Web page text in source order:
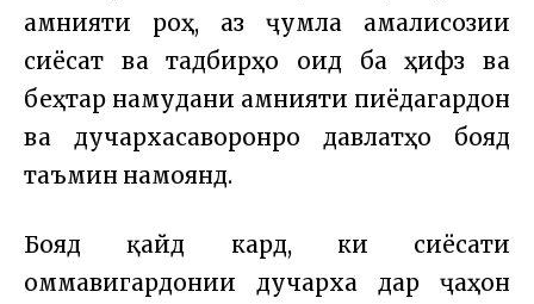
амнияти роҳ, аз ҷумла амалисозии
сиёсат ва тадбирҳо оид ба ҳифз ва
беҳтар намудани амнияти пиёдагардон
ва дучархасаворонро давлатҳо бояд
таъмин намоянд.
Бояд қайд кард, ки сиёсати
оммавигардонии дучарха дар ҷаҳон